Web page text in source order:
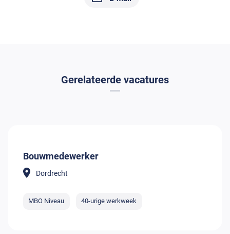
Gerelateerde vacatures
Bouwmedewerker
Dordrecht
MBO Niveau 40-urige werkweek